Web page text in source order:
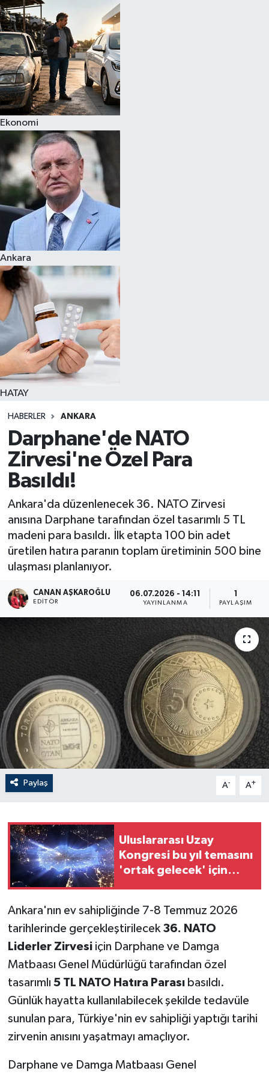
Ekonomi
Ankara
HATAY
HABERLER ANKARA
Darphane'de NATO
Zirvesi'ne Özel Para
Basıldı!
Ankara'da düzenlenecek 36. NATO Zirvesi
anısına Darphane tarafından özel tasarımlı 5 TL
madeni para basıldı. İlk etapta 100 bin adet
üretilen hatıra paranın toplam üretiminin 500 bine
ulaşması planlanıyor.
CANAN AŞKAROĞLU
EDITÖR
06.07.2026 - 14:11
YAYINLANMA PAYLAŞIM
Paylaş A- A+
Uluslararası Uzay
Kongresi bu yıl temasını
'ortak gelecek' için
Ankara'nın ev sahipliğinde 7-8 Temmuz 2026
tarihlerinde gerçekleştirilecek 36. NATO
Liderler Zirvesiiçin Darphane ve Damga
Matbaası Genel Müdürlüğü tarafından özel
tasarımlı 5 TL NATO Hatıra Parasıbasıldı.
Günlük hayatta kullanılabilecek şekilde tedavüle
sunulan para, Türkiye'nin ev sahipliği yaptığı tarihi
zirvenin anısını yaşatmayı amaçlıyor.
Darphane ve Damga Matbaası Genel
Spor
Teknoloji
Yaşam